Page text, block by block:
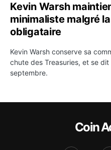
Kevin Warsh
minimaliste malgré
obligataire
Kevin Warsh conserve sa
chute des Treasuries, et se
septembre.
Coin